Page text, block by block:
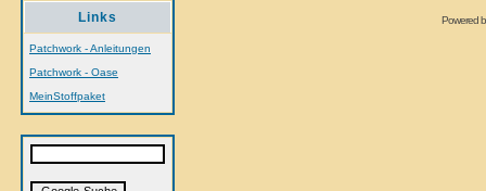
Links
Patchwork - Anleitungen
Patchwork - Oase
MeinStoffpaket
Powered